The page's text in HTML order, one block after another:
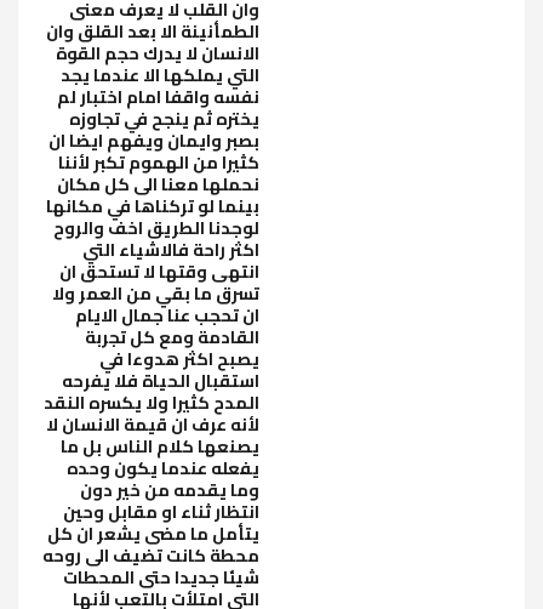
وان القلب لا يعرف معنى
الطمأنينة الا بعد القلق وان
الانسان لا يدرك حجم القوة
التي يملكها الا عندما يجد
نفسه واقفا امام اختبار لم
يختره ثم ينجح في تجاوزه
بصبر وايمان ويفهم ايضا ان
كثيرا من الهموم تكبر لأننا
نحملها معنا الى كل مكان
بينما لو تركناها في مكانها
لوجدنا الطريق اخف والروح
اكثر راحة فالاشياء التي
انتهى وقتها لا تستحق ان
تسرق ما بقي من العمر ولا
ان تحجب عنا جمال الايام
القادمة ومع كل تجربة
يصبح اكثر هدوءا في
استقبال الحياة فلا يفرحه
المدح كثيرا ولا يكسره النقد
لأنه عرف ان قيمة الانسان لا
يصنعها كلام الناس بل ما
يفعله عندما يكون وحده
وما يقدمه من خير دون
انتظار ثناء او مقابل وحين
يتأمل ما مضى يشعر ان كل
محطة كانت تضيف الى روحه
شيئا جديدا حتى المحطات
التي امتلأت بالتعب لأنها